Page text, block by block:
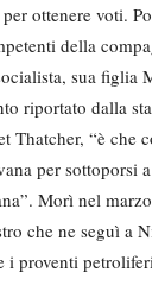
ottenere voti.
della
sua figlia
riportato dalla
Thatcher, “è che
per sottoporsi
Morì nel
che ne seguì a
i proventi